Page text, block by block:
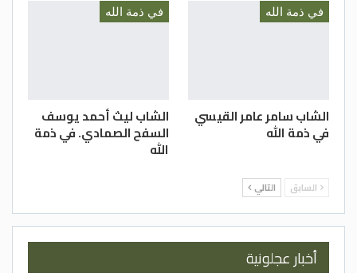
في ذمة الله
الشاب سامر عامر القيسي
في ذمة الله
في ذمة الله
الشاب ليث أحمد يوسف
السفح الصمادي. في ذمة
الله
السابق التالي
أخبار عجلونية